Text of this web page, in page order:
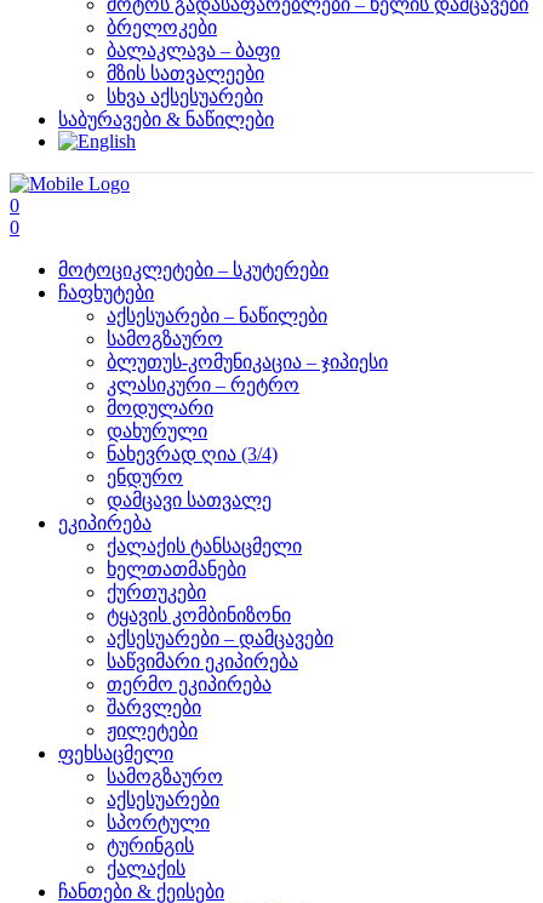
მოტოს გადასაფარებლები – ხელის დამცავები
ბრელოკები
ბალაკლავა – ბაფი
მზის სათვალეები
სხვა აქსესუარები
საბურავები & ნაწილები
0
0
მოტოციკლეტები – სკუტერები
ჩაფხუტები
აქსესუარები – ნაწილები
სამოგზაურო
ბლუთუს-კომუნიკაცია – ჯიპიესი
კლასიკური – რეტრო
მოდულარი
დახურული
ნახევრად ღია (3/4)
ენდურო
დამცავი სათვალე
ეკიპირება
ქალაქის ტანსაცმელი
ხელთათმანები
ქურთუკები
ტყავის კომბინიზონი
აქსესუარები – დამცავები
საწვიმარი ეკიპირება
თერმო ეკიპირება
შარვლები
ჟილეტები
ფეხსაცმელი
სამოგზაურო
აქსესუარები
სპორტული
ტურინგის
ქალაქის
ჩანთები & ქეისები